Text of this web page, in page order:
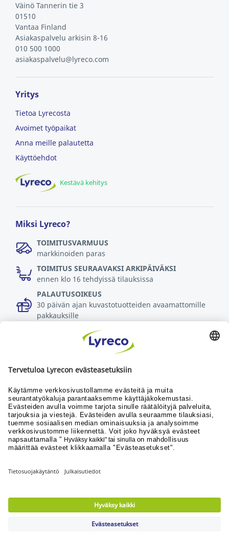
Väinö Tannerin tie 3
01510
Vantaa Finland
Asiakaspalvelu arkisin 8-16
010 500 1000
asiakaspalvelu@lyreco.com
Yritys
Tietoa Lyrecosta
Avoimet työpaikat
Anna meille palautetta
Käyttöehdot
Kestävä kehitys
Miksi Lyreco?
TOIMITUSVARMUUS
markkinoiden paras
TOIMITUS SEURAAVAKSI ARKIPÄIVÄKSI
ennen klo 16 tehdyissä tilauksissa
PALAUTUSOIKEUS
30 päivän ajan kuvastotuotteiden avaamattomille
pakkauksille
Kaikki, mitä työssäsi tarvitset
Yhteistyökumppanit
© Lyreco 2026
Saavutettavuusseloste
Sivukartta